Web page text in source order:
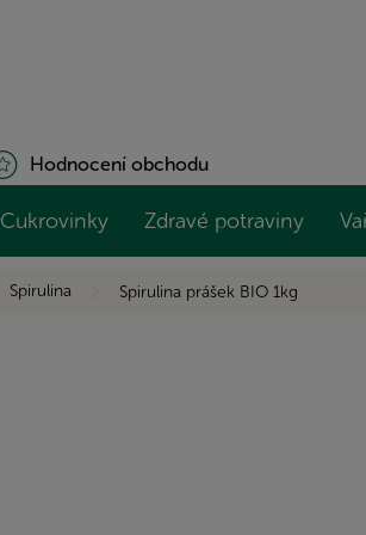
Hodnocení obchodu
Cukrovinky Zdravé potraviny
Spirulina Spirulina prášek BIO 1kg